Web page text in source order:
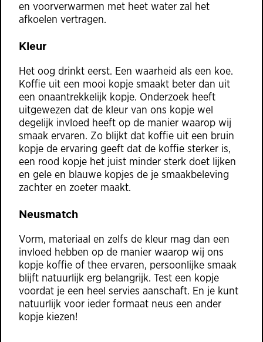
en voorverwarmen met heet water zal het
afkoelen vertragen.
Kleur
Het oog drinkt eerst. Een waarheid als een koe.
Koffie uit een mooi kopje smaakt beter dan uit
een onaantrekkelijk kopje. Onderzoek heeft
uitgewezen dat de kleur van ons kopje wel
degelijk invloed heeft op de manier waarop wij
smaak ervaren. Zo blijkt dat koffie uit een bruin
kopje de ervaring geeft dat de koffie sterker is,
een rood kopje het juist minder sterk doet lijken
en gele en blauwe kopjes de je smaakbeleving
zachter en zoeter maakt.
Neusmatch
Vorm, materiaal en zelfs de kleur mag dan een
invloed hebben op de manier waarop wij ons
kopje koffie of thee ervaren, persoonlijke smaak
blijft natuurlijk erg belangrijk. Test een kopje
voordat je een heel servies aanschaft. En je kunt
natuurlijk voor ieder formaat neus een ander
kopje kiezen!